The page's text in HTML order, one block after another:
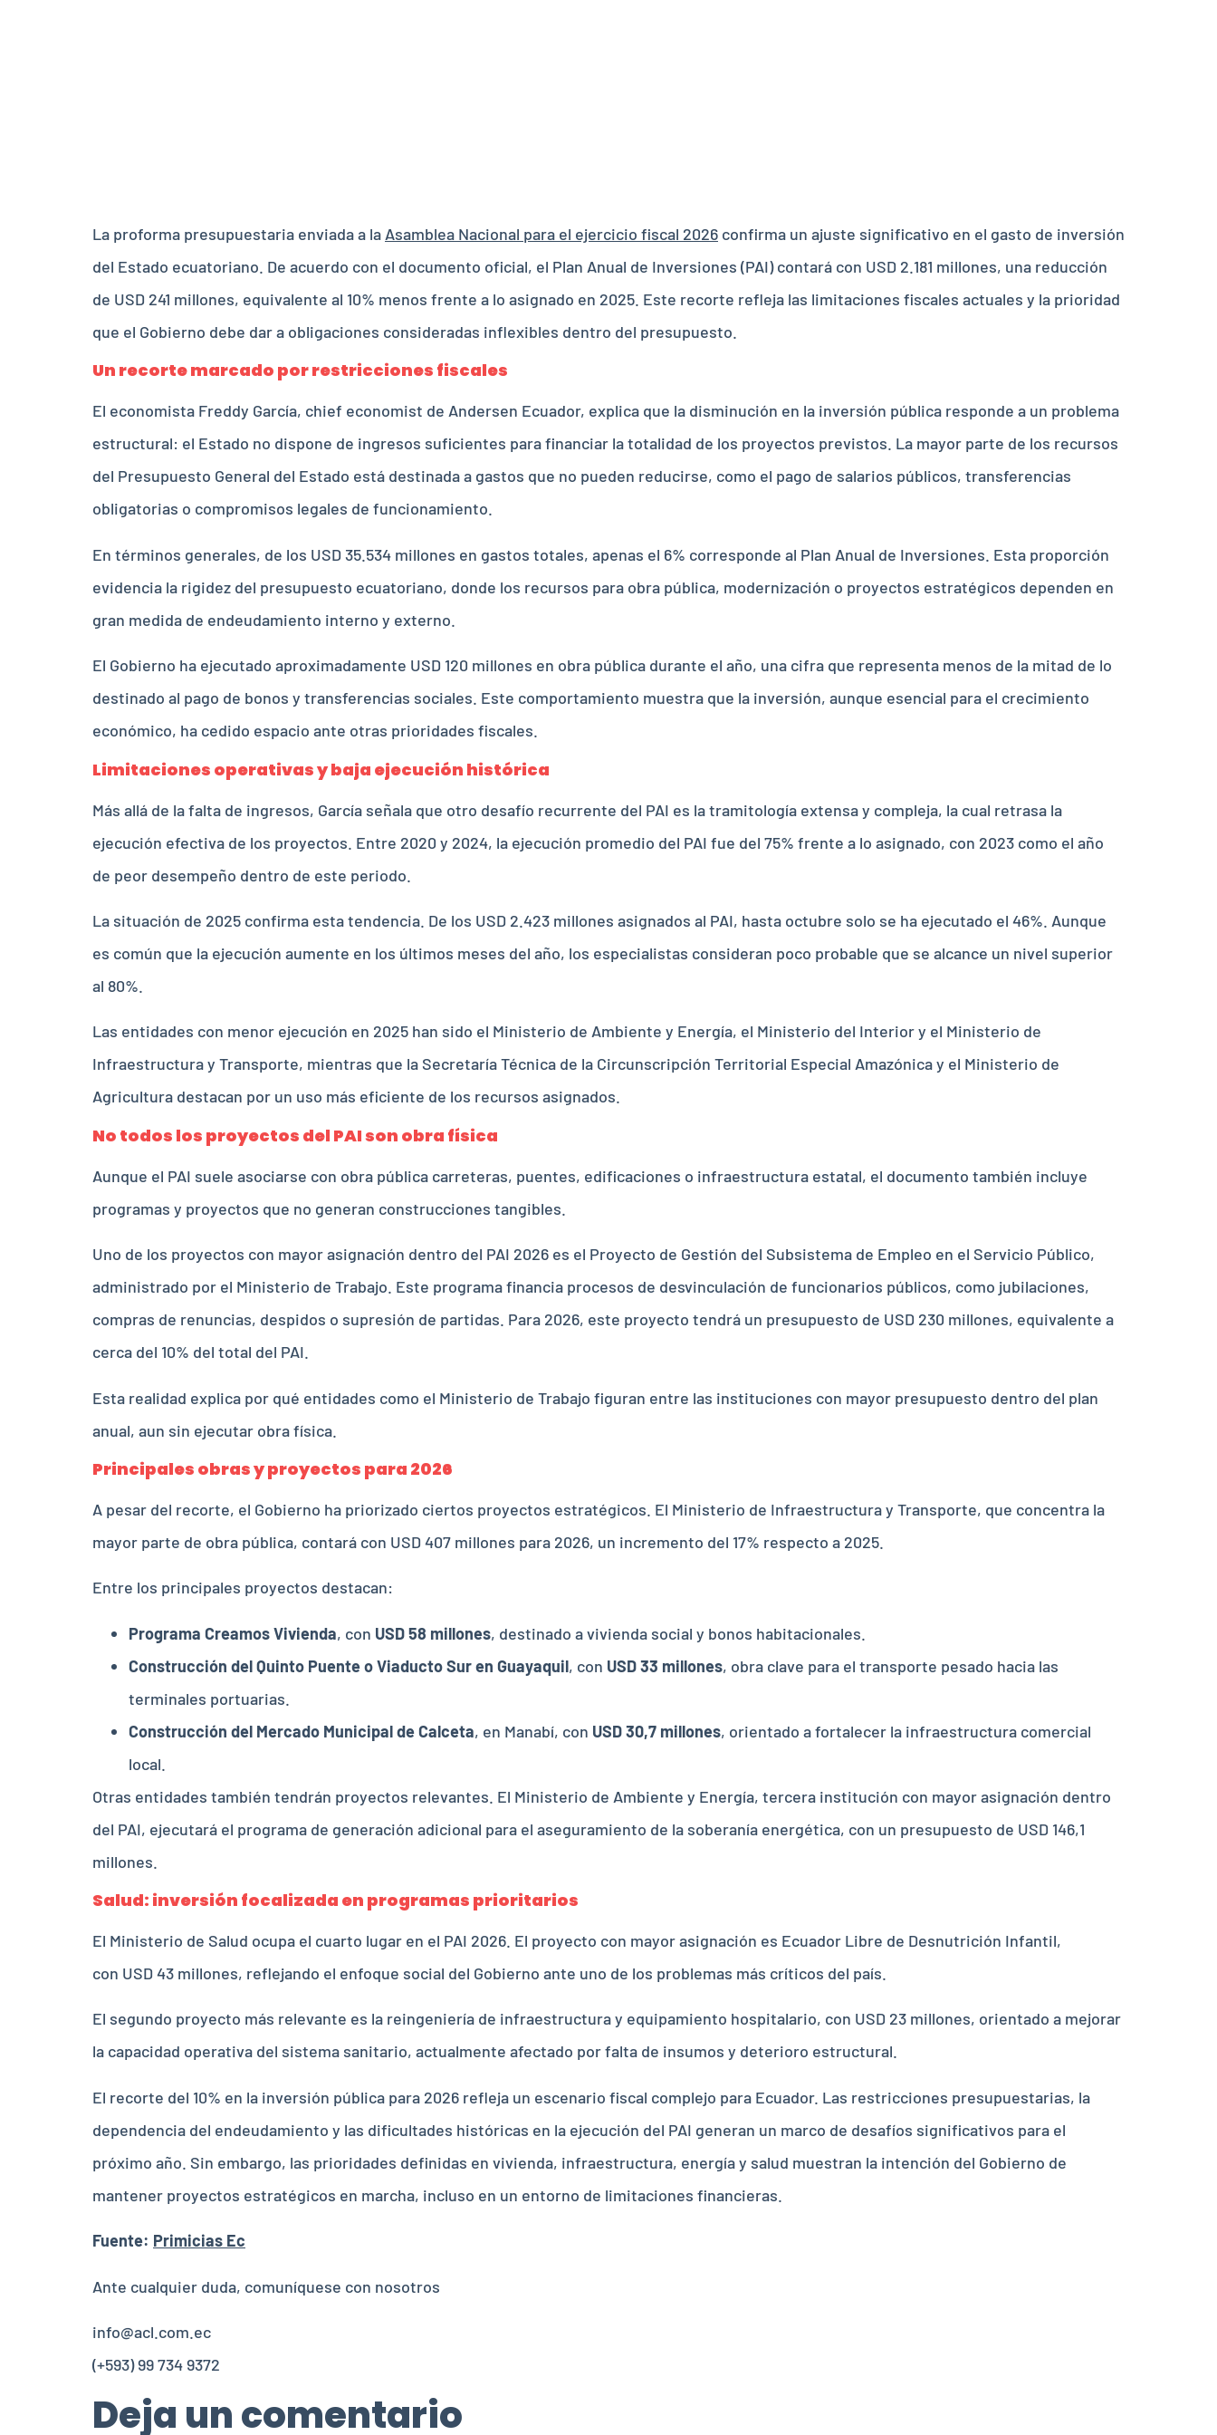
La proforma presupuestaria enviada a la Asamblea Nacional para el ejercicio fiscal 2026 confirma un ajuste significativo en el gasto de inversión
del Estado ecuatoriano. De acuerdo con el documento oficial, el Plan Anual de Inversiones (PAI) contará con USD 2.181 millones, una reducción
de USD 241 millones, equivalente al 10% menos frente a lo asignado en 2025. Este recorte refleja las limitaciones fiscales actuales y la prioridad
que el Gobierno debe dar a obligaciones consideradas inflexibles dentro del presupuesto.
Un recorte marcado por restricciones fiscales
El economista Freddy García, chief economist de Andersen Ecuador, explica que la disminución en la inversión pública responde a un problema
estructural: el Estado no dispone de ingresos suficientes para financiar la totalidad de los proyectos previstos. La mayor parte de los recursos
del Presupuesto General del Estado está destinada a gastos que no pueden reducirse, como el pago de salarios públicos, transferencias
obligatorias o compromisos legales de funcionamiento.
En términos generales, de los USD 35.534 millones en gastos totales, apenas el 6% corresponde al Plan Anual de Inversiones. Esta proporción
evidencia la rigidez del presupuesto ecuatoriano, donde los recursos para obra pública, modernización o proyectos estratégicos dependen en
gran medida de endeudamiento interno y externo.
El Gobierno ha ejecutado aproximadamente USD 120 millones en obra pública durante el año, una cifra que representa menos de la mitad de lo
destinado al pago de bonos y transferencias sociales. Este comportamiento muestra que la inversión, aunque esencial para el crecimiento
económico, ha cedido espacio ante otras prioridades fiscales.
Limitaciones operativas y baja ejecución histórica
Más allá de la falta de ingresos, García señala que otro desafío recurrente del PAI es la tramitología extensa y compleja, la cual retrasa la
ejecución efectiva de los proyectos. Entre 2020 y 2024, la ejecución promedio del PAI fue del 75% frente a lo asignado, con 2023 como el año
de peor desempeño dentro de este periodo.
La situación de 2025 confirma esta tendencia. De los USD 2.423 millones asignados al PAI, hasta octubre solo se ha ejecutado el 46%. Aunque
es común que la ejecución aumente en los últimos meses del año, los especialistas consideran poco probable que se alcance un nivel superior
al 80%.
Las entidades con menor ejecución en 2025 han sido el Ministerio de Ambiente y Energía, el Ministerio del Interior y el Ministerio de
Infraestructura y Transporte, mientras que la Secretaría Técnica de la Circunscripción Territorial Especial Amazónica y el Ministerio de
Agricultura destacan por un uso más eficiente de los recursos asignados.
No todos los proyectos del PAI son obra física
Aunque el PAI suele asociarse con obra pública carreteras, puentes, edificaciones o infraestructura estatal, el documento también incluye
programas y proyectos que no generan construcciones tangibles.
Uno de los proyectos con mayor asignación dentro del PAI 2026 es el Proyecto de Gestión del Subsistema de Empleo en el Servicio Público,
administrado por el Ministerio de Trabajo. Este programa financia procesos de desvinculación de funcionarios públicos, como jubilaciones,
compras de renuncias, despidos o supresión de partidas. Para 2026, este proyecto tendrá un presupuesto de USD 230 millones, equivalente a
cerca del 10% del total del PAI.
Esta realidad explica por qué entidades como el Ministerio de Trabajo figuran entre las instituciones con mayor presupuesto dentro del plan
anual, aun sin ejecutar obra física.
Principales obras y proyectos para 2026
A pesar del recorte, el Gobierno ha priorizado ciertos proyectos estratégicos. El Ministerio de Infraestructura y Transporte, que concentra la
mayor parte de obra pública, contará con USD 407 millones para 2026, un incremento del 17% respecto a 2025.
Entre los principales proyectos destacan:
Programa Creamos Vivienda, con USD 58 millones, destinado a vivienda social y bonos habitacionales.
Construcción del Quinto Puente o Viaducto Sur en Guayaquil, con USD 33 millones, obra clave para el transporte pesado hacia las
terminales portuarias.
Construcción del Mercado Municipal de Calceta, en Manabí, con USD 30,7 millones, orientado a fortalecer la infraestructura comercial
local.
Otras entidades también tendrán proyectos relevantes. El Ministerio de Ambiente y Energía, tercera institución con mayor asignación dentro
del PAI, ejecutará el programa de generación adicional para el aseguramiento de la soberanía energética, con un presupuesto de USD 146,1
millones.
Salud: inversión focalizada en programas prioritarios
El Ministerio de Salud ocupa el cuarto lugar en el PAI 2026. El proyecto con mayor asignación es Ecuador Libre de Desnutrición Infantil,
con USD 43 millones, reflejando el enfoque social del Gobierno ante uno de los problemas más críticos del país.
El segundo proyecto más relevante es la reingeniería de infraestructura y equipamiento hospitalario, con USD 23 millones, orientado a mejorar
la capacidad operativa del sistema sanitario, actualmente afectado por falta de insumos y deterioro estructural.
El recorte del 10% en la inversión pública para 2026 refleja un escenario fiscal complejo para Ecuador. Las restricciones presupuestarias, la
dependencia del endeudamiento y las dificultades históricas en la ejecución del PAI generan un marco de desafíos significativos para el
próximo año. Sin embargo, las prioridades definidas en vivienda, infraestructura, energía y salud muestran la intención del Gobierno de
mantener proyectos estratégicos en marcha, incluso en un entorno de limitaciones financieras.
Fuente: Primicias Ec
Ante cualquier duda, comuníquese con nosotros
info@acl.com.ec
(+593) 99 734 9372
Deja un comentario